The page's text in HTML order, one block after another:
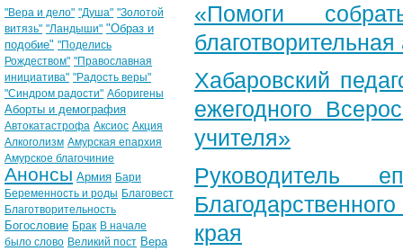
«Помоги
Хабаровский
ежегодного
учителя»
Руководитель
края
"Вера и дело" "Душа" "Золотой
витязь" "Ландыши" "Образ и
подобие" "Поделись
Рождеством" "Православная
инициатива" "Радость веры"
"Синдром радости" Аборигены
Аборты и демография
Автокатастрофа Аксиос Акция
Алкоголизм Амурская епархия
Амурское благочиние
Анонсы Армия Бари
Беременность и роды Благовест
Благотворительность
Богословие Брак В начале
было слово Великий пост Вера